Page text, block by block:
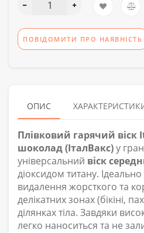
ПОВІДОМИТИ ПРО НАЯВНІСТЬ
ОПИС
Плівковий гарячий віск
шоколад (ІталВакс)у
універсальний віск
діоксидом титану.
видалення жорсткого та
делікатних зонах (бікіні,
ділянках тіла. Завдяки
легко наноситься та не